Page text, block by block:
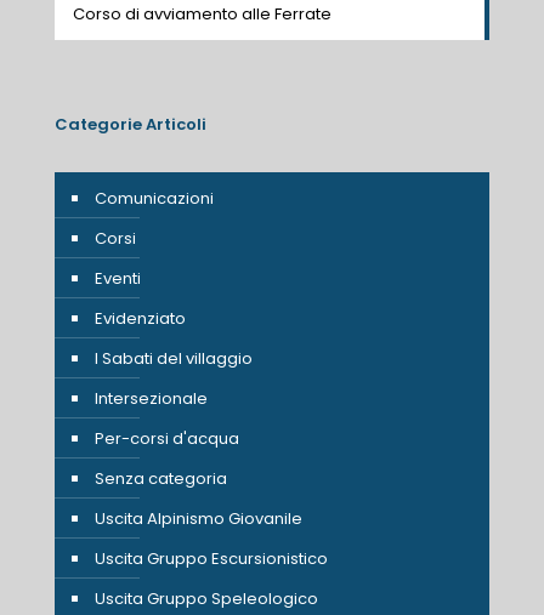
Corso di avviamento alle Ferrate
Categorie Articoli
Comunicazioni
Corsi
Eventi
Evidenziato
I Sabati del villaggio
Intersezionale
Per-corsi d'acqua
Senza categoria
Uscita Alpinismo Giovanile
Uscita Gruppo Escursionistico
Uscita Gruppo Speleologico